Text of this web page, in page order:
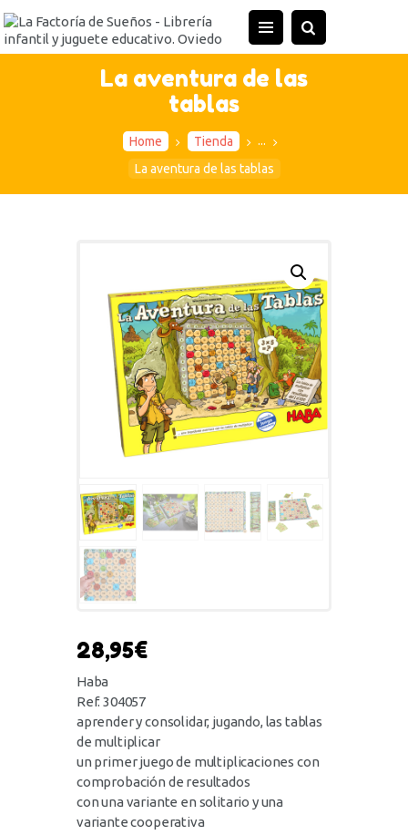
La aventura de las
tablas
Home Tienda
...
La aventura de las tablas
INICIO
TIENDA
ACTIVIDADES
CONTACTO
28,95€
Haba
Ref. 304057
aprender y consolidar, jugando, las tablas
de multiplicar
un primer juego de multiplicaciones con
comprobación de resultados
con una variante en solitario y una
variante cooperativa